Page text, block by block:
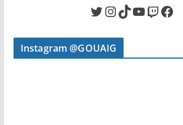
Twitter InstagramTikTok YouTube Twitch Facebook
Instagram @GOUAIG